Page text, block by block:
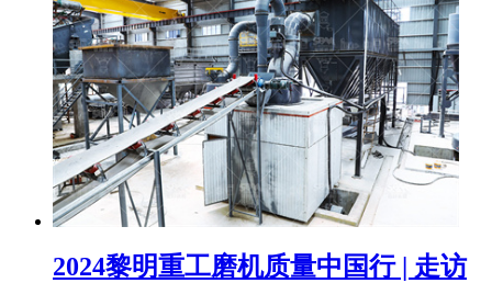
2024黎明重工磨机质量中国行 | 走访